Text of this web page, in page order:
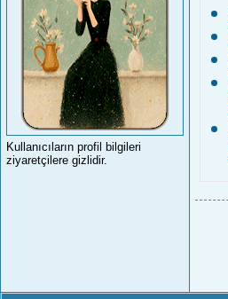
Kullanıcıların profil bilgileri
ziyaretçilere gizlidir.